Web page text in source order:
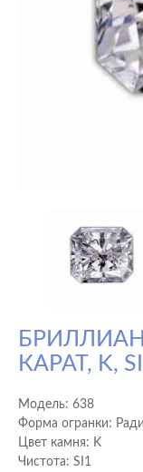
КАРАТ, K,
Модель: 638
Форма огранки:
Цвет камня: K
Чистота: SI1